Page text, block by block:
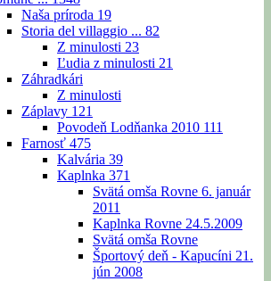
Naša príroda 19
Storia del villaggio ... 82
Z minulosti 23
Ľudia z minulosti 21
Záhradkári
Z minulosti
Záplavy 121
Povodeň Lodňanka 2010 111
Farnosť 475
Kalvária 39
Kaplnka 371
Svätá omša Rovne 6. január
2011
Kaplnka Rovne 24.5.2009
Svätá omša Rovne
Športový deň - Kapucíni 21.
jún 2008